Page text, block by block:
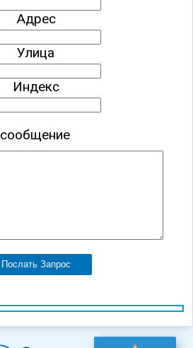
Адрес
Улица
Индекс
сообщение
Послать Запрос